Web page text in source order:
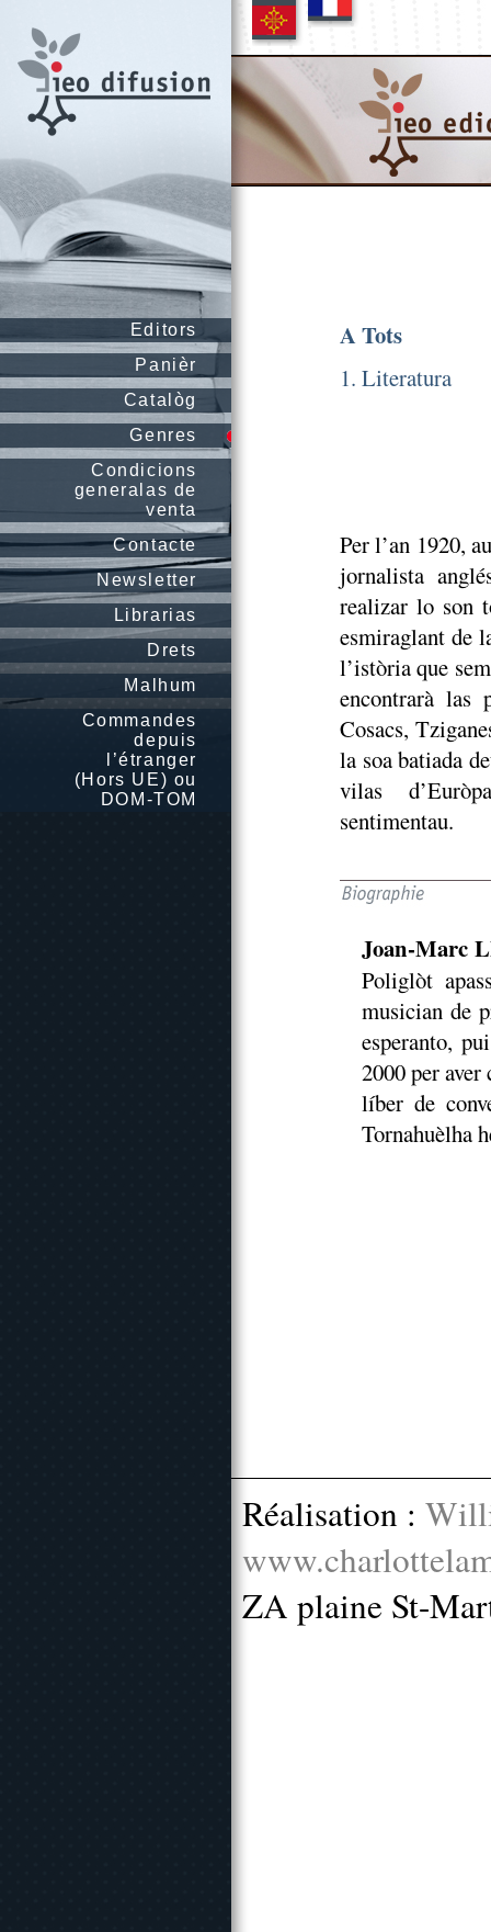
Editors
Panièr
Catalòg
Genres
Condicions
generalas de
venta
Contacte
Newsletter
Librarias
Drets
Malhum
Commandes
depuis
l’étranger
(Hors UE) ou
DOM-TOM
A Tots
1. Literatura
Per l’an 1920,
jornalista
realizar lo son
esmiraglant de
l’istòria que
encontrarà las
Cosacs,
la soa batiada
vilas
sentimentau.
Joan-Marc
Poliglòt
musician de
esperanto,
2000 per aver
líber de
Tornahuèlha
Réalisation :
ZA plaine St-